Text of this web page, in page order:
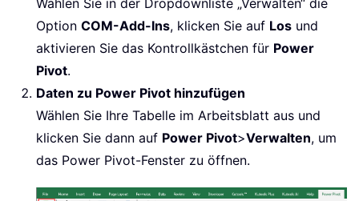
Wählen Sie in der Dropdownliste „Verwalten“ die
Option COM-Add-Ins, klicken Sie auf Los und
aktivieren Sie das Kontrollkästchen für Power
Pivot.
Daten zu Power Pivot hinzufügen
Wählen Sie Ihre Tabelle im Arbeitsblatt aus und
klicken Sie dann auf Power Pivot>Verwalten, um
das Power Pivot-Fenster zu öffnen.